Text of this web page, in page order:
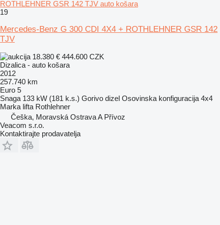
ROTHLEHNER GSR 142 TJV auto košara
19
Mercedes-Benz G 300 CDI 4X4 + ROTHLEHNER GSR 142
TJV
18.380 € 444.600 CZK
Dizalica - auto košara
2012
257.740 km
Euro 5
Snaga 133 kW (181 k.s.) Gorivo dizel Osovinska konfiguracija 4x4
Marka lifta Rothlehner
Češka, Moravská Ostrava A Přívoz
Veacom s.r.o.
Kontaktirajte prodavatelja